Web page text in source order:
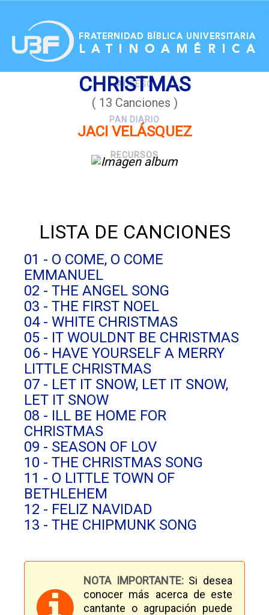
ACCESO
PAN DIARIO
RECURSOS
CHRISTMAS
( 13 Canciones )
JACI VELÁSQUEZ
LISTA DE CANCIONES
01 - O COME, O COME
EMMANUEL
02 - THE ANGEL SONG
03 - THE FIRST NOEL
04 - WHITE CHRISTMAS
05 - IT WOULDNT BE CHRISTMAS
06 - HAVE YOURSELF A MERRY
LITTLE CHRISTMAS
07 - LET IT SNOW, LET IT SNOW,
LET IT SNOW
08 - ILL BE HOME FOR
CHRISTMAS
09 - SEASON OF LOV
10 - THE CHRISTMAS SONG
11 - O LITTLE TOWN OF
BETHLEHEM
12 - FELIZ NAVIDAD
13 - THE CHIPMUNK SONG
NOTA IMPORTANTE: Si desea
conocer más acerca de este
cantante o agrupación puede